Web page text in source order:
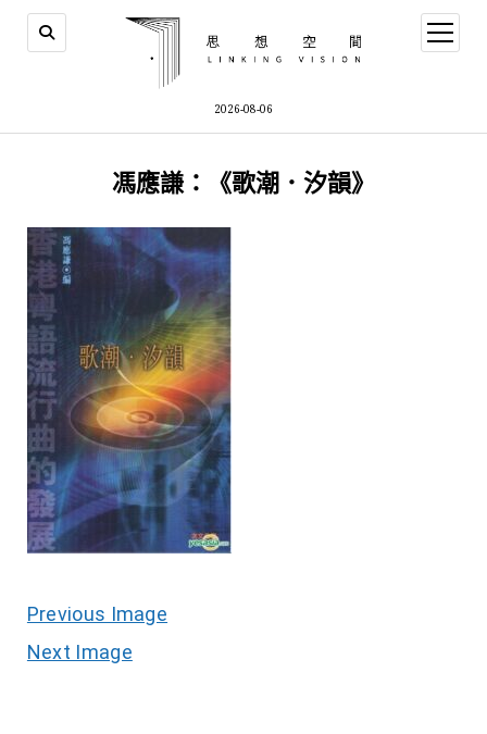
2026-08-06
open
menu
馮應謙：《歌潮．汐韻》
Previous Image
Next Image